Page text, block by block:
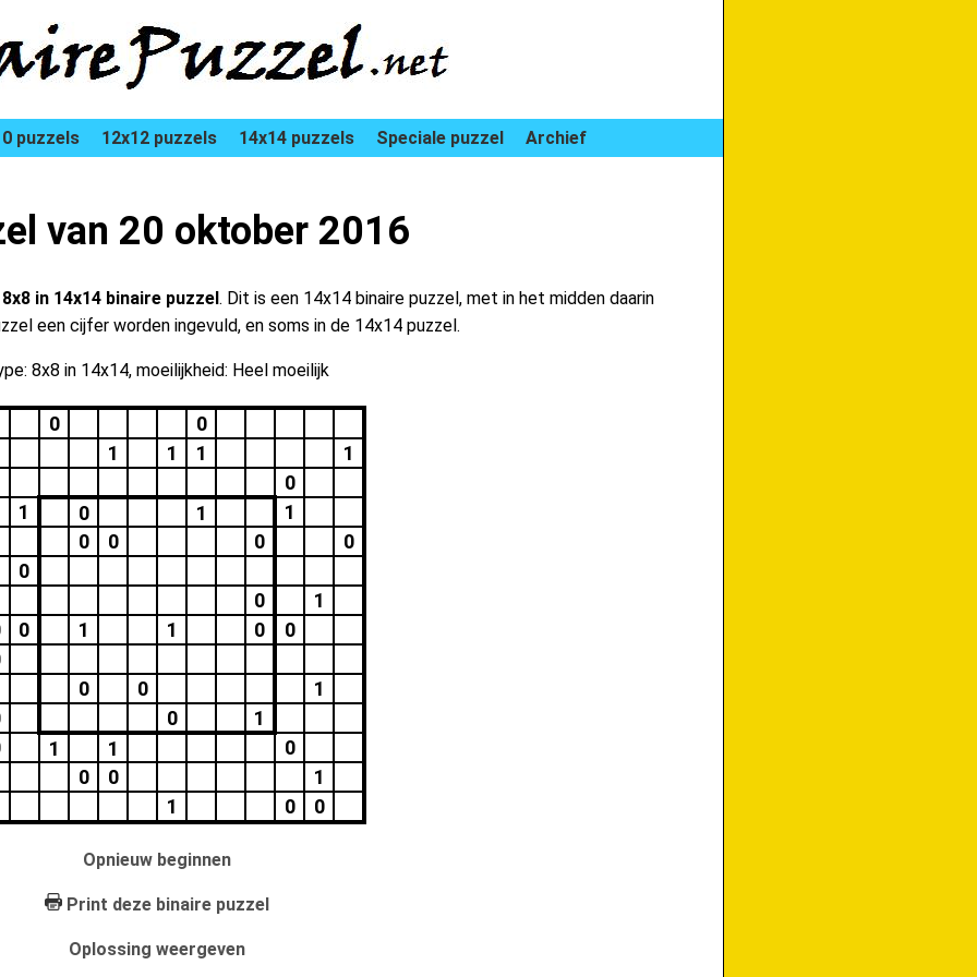
puzzels 12x12 puzzels 14x14 puzzels Speciale puzzel Archief
van 20 oktober 2016
8x8 in 14x14 binaire puzzel. Dit is een 14x14 binaire puzzel, met in het midden daarin
een cijfer worden ingevuld, en soms in de 14x14 puzzel.
8x8 in 14x14, moeilijkheid: Heel moeilijk
0
0
1
1 1
1
0
1
0 1
1
0
0 0
0
0
0
1
0 1 1 0
0
0
0
1
0
1
1 1
0
0
0
1
1
0 0
Opnieuw beginnen
Print deze binaire puzzel
Oplossing weergeven